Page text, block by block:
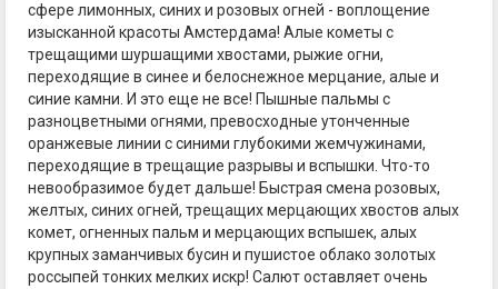
сфере лимонных, синих и розовых огней - воплощение
изысканной красоты Амстердама! Алые кометы с
трещащими шуршащими хвостами, рыжие огни,
переходящие в синее и белоснежное мерцание, алые и
синие камни. И это еще не все! Пышные пальмы с
разноцветными огнями, превосходные утонченные
оранжевые линии с синими глубокими жемчужинами,
переходящие в трещащие разрывы и вспышки. Что-то
невообразимое будет дальше! Быстрая смена розовых,
желтых, синих огней, трещащих мерцающих хвостов алых
комет, огненных пальм и мерцающих вспышек, алых
крупных заманчивых бусин и пушистое облако золотых
россыпей тонких мелких искр! Салют оставляет очень